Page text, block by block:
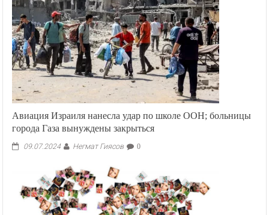
Авиация Израиля нанесла удар по школе ООН; больницы
города Газа вынуждены закрыться
09.07.2024 Негмат Гиясов 0